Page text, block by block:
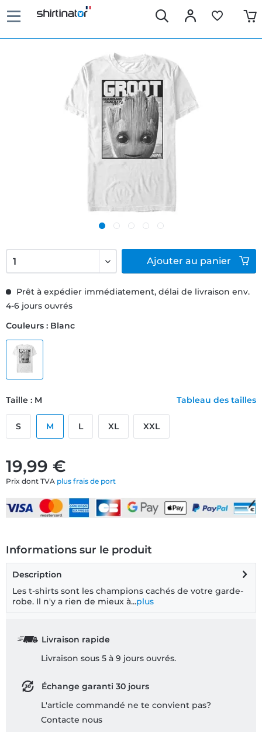
19,99 €
Prix dont TVA plus frais de port
Prêt à expédier immédiatement, délai de livraison env.
4-6 jours ouvrés
Couleurs : Blanc
Taille : M Tableau des tailles
S M L XL XXL
Ajouter au panier
Informations sur le produit
Description
Les t-shirts sont les champions cachés de votre garde-
robe. Il n'y a rien de mieux à...plus
Livraison rapide
Livraison sous 5 à 9 jours ouvrés.
Échange garanti 30 jours
L'article commandé ne te convient pas?
Contacte nous